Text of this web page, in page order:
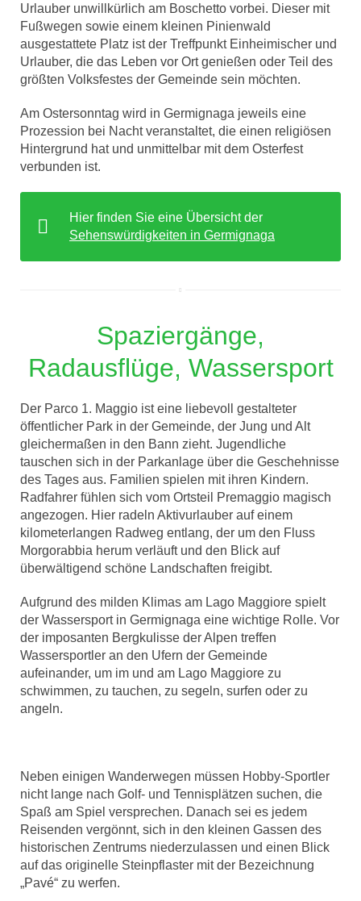
Urlauber unwillkürlich am Boschetto vorbei. Dieser mit
Fußwegen sowie einem kleinen Pinienwald
ausgestattete Platz ist der Treffpunkt Einheimischer und
Urlauber, die das Leben vor Ort genießen oder Teil des
größten Volksfestes der Gemeinde sein möchten.
Am Ostersonntag wird in Germignaga jeweils eine
Prozession bei Nacht veranstaltet, die einen religiösen
Hintergrund hat und unmittelbar mit dem Osterfest
verbunden ist.
Hier finden Sie eine Übersicht der
Sehenswürdigkeiten in Germignaga
Spaziergänge,
Radausflüge, Wassersport
Der Parco 1. Maggio ist eine liebevoll gestalteter
öffentlicher Park in der Gemeinde, der Jung und Alt
gleichermaßen in den Bann zieht. Jugendliche
tauschen sich in der Parkanlage über die Geschehnisse
des Tages aus. Familien spielen mit ihren Kindern.
Radfahrer fühlen sich vom Ortsteil Premaggio magisch
angezogen. Hier radeln Aktivurlauber auf einem
kilometerlangen Radweg entlang, der um den Fluss
Morgorabbia herum verläuft und den Blick auf
überwältigend schöne Landschaften freigibt.
Aufgrund des milden Klimas am Lago Maggiore spielt
der Wassersport in Germignaga eine wichtige Rolle. Vor
der imposanten Bergkulisse der Alpen treffen
Wassersportler an den Ufern der Gemeinde
aufeinander, um im und am Lago Maggiore zu
schwimmen, zu tauchen, zu segeln, surfen oder zu
angeln.
Neben einigen Wanderwegen müssen Hobby-Sportler
nicht lange nach Golf- und Tennisplätzen suchen, die
Spaß am Spiel versprechen. Danach sei es jedem
Reisenden vergönnt, sich in den kleinen Gassen des
historischen Zentrums niederzulassen und einen Blick
auf das originelle Steinpflaster mit der Bezeichnung
„Pavé“ zu werfen.